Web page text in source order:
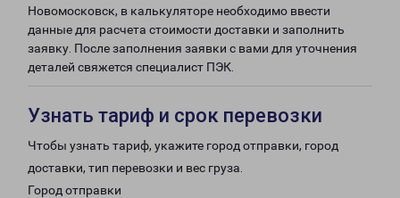
Новомосковск, в калькуляторе необходимо ввести
данные для расчета стоимости доставки и заполнить
заявку. После заполнения заявки с вами для уточнения
деталей свяжется специалист ПЭК.
Узнать тариф и срок перевозки
Чтобы узнать тариф, укажите город отправки, город
доставки, тип перевозки и вес груза.
Город отправки